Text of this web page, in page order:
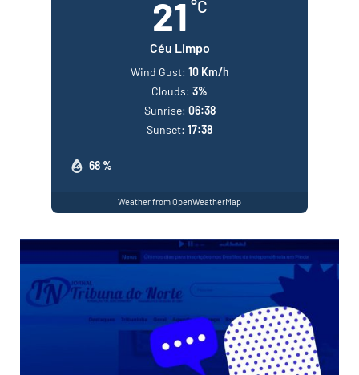
21 °C
Céu Limpo
68 %
Wind Gust: 10 Km/h
Clouds: 3%
Sunrise: 06:38
Sunset: 17:38
Weather from OpenWeatherMap